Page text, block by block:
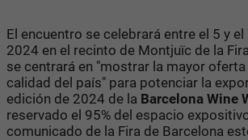
El encuentro se celebrará entre el 5 y
2024 en el recinto de Montjuïc de la
se centrará en "mostrar la mayor
calidad del país" para potenciar la
edición de 2024 de la Barcelona Wine
reservado el 95% del espacio
comunicado de la Fira de Barcelona